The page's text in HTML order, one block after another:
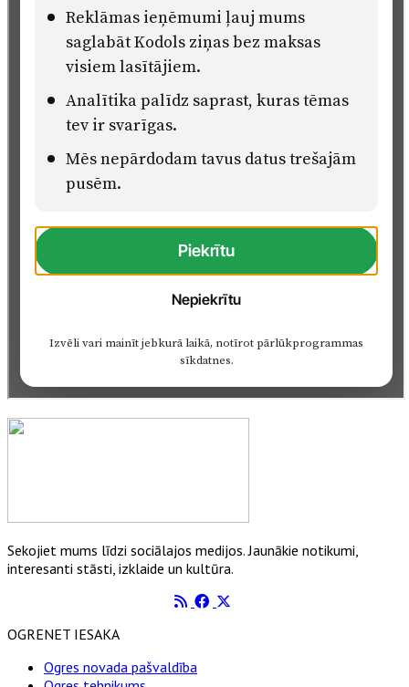
Sekojiet mums līdzi sociālajos medijos. Jaunākie notikumi,
interesanti stāsti, izklaide un kultūra.
OGRENET IESAKA
Ogres novada pašvaldība